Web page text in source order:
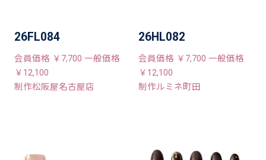
26FL084
会員価格 ￥7,700 一般価格
￥12,100
制作松阪屋名古屋店
26HL082
会員価格 ￥7,700 一般価格
￥12,100
制作ルミネ町田